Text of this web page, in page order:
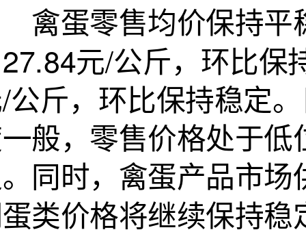
零售均价保持平稳
元/公斤，环比保
公斤，环比保持稳定
般，零售价格处于
同时，禽蛋产品市
类价格将继续保持稳